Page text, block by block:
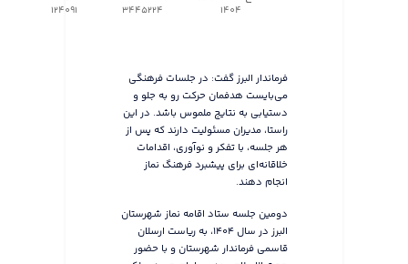
1404
3445224
124091
فرماندار البرز گفت: در جلسات فرهنگی
می‌بایست هدفمان حرکت رو به جلو و
دستیابی به نتایج ملموس باشد. در این
راستا، مدیران مسئولیت دارند که پس از
هر جلسه، با تفکر و نوآوری، اقدامات
خلاقانه‌ای برای پیشبرد فرهنگ نماز
انجام دهند.
دومین جلسه ستاد اقامه نماز شهرستان
البرز در سال ۱۴۰۴، به ریاست ارسلان
قاسمی فرماندار شهرستان و با حضور